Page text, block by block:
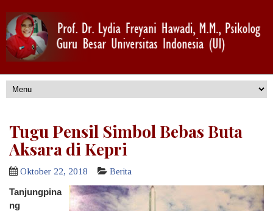
Tugu Pensil Simbol Bebas Buta
Aksara di Kepri
Oktober 22, 2018 Berita
Tanjungpina
ng